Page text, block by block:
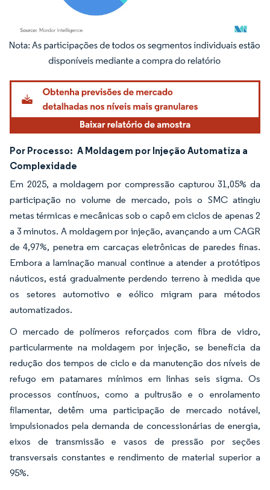
Imagem © Mordor Intelligence. O reuso requer atribuição conforme CC BY 4.0.
Por Processo: A Moldagem por Injeção Automatiza a
Complexidade
Em 2025, a moldagem por compressão capturou 31,05% da
participação no volume de mercado, pois o SMC atingiu
metas térmicas e mecânicas sob o capô em ciclos de apenas 2
a 3 minutos. A moldagem por injeção, avançando a um CAGR
de 4,97%, penetra em carcaças eletrônicas de paredes finas.
Embora a laminação manual continue a atender a protótipos
náuticos, está gradualmente perdendo terreno à medida que
os setores automotivo e eólico migram para métodos
automatizados.
O mercado de polímeros reforçados com fibra de vidro,
particularmente na moldagem por injeção, se beneficia da
redução dos tempos de ciclo e da manutenção dos níveis de
refugo em patamares mínimos em linhas seis sigma. Os
processos contínuos, como a pultrusão e o enrolamento
filamentar, detêm uma participação de mercado notável,
impulsionados pela demanda de concessionárias de energia,
eixos de transmissão e vasos de pressão por seções
transversais constantes e rendimento de material superior a
95%.